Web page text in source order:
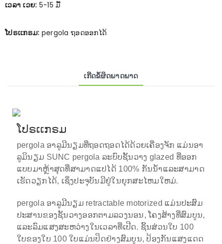
ເວລາ ເວຍ: 5-15 ມື້
ໂປຣເເກຣມ: pergola ຖອດອອກໄດ້
ເກີດຂໍ້ຜິດພາດພາດ
ໂປຣເເກຣມ
pergola ອາລູມີນຽມທີ່ຖອດຖອດໄດ້ດ້ວຍເຄື່ອງຈັກ ແມ່ນອາ
ລູມິນຽມ SUNC pergolaລະບົບຊັ້ນວາງ glazed ທີ່ອອກ
ແບບມາຫຼ້າສຸດທີ່ສາມາດແປໄດ້ 100% ກັນນ້ໍາແລະສາມາດ
ເຮັດວຽກໄດ້, ເຊິ່ງປະຈຸບັນມີຢູ່ໃນຍຸກສະໄຫມໃຫມ່.
pergola ອາລູມີນຽມ retractable motorized ແມ່ນປະສົມ
ປະສານຂອງຊັ້ນວາງອອກຕາມລວງນອນ, ໂຄງສ້າງທີ່ສົມບູນ,
ແລະລົມແສງສະຫວ່າງໃນເວລາທີ່ເປີດ. ຊິ້ນສ່ວນໃບ 100
ໃບຂອງໃບ 100 ໃບແມ່ນປິດຢ່າງສົມບູນ, ປ້ອງກັນແສງແດດ